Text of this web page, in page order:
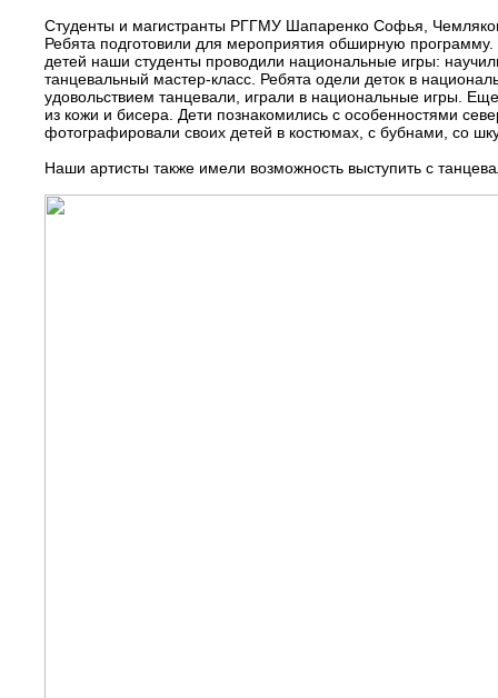
Студенты и магистранты РГГМУ Шапаренко Софья,
Ребята подготовили для мероприятия обширную
детей наши студенты проводили национальные игры:
танцевальный мастер-класс. Ребята одели деток в
удовольствием танцевали, играли в национальные игры.
из кожи и бисера. Дети познакомились с особенностями
фотографировали своих детей в костюмах, с бубнами, со
Наши артисты также имели возможность выступить с